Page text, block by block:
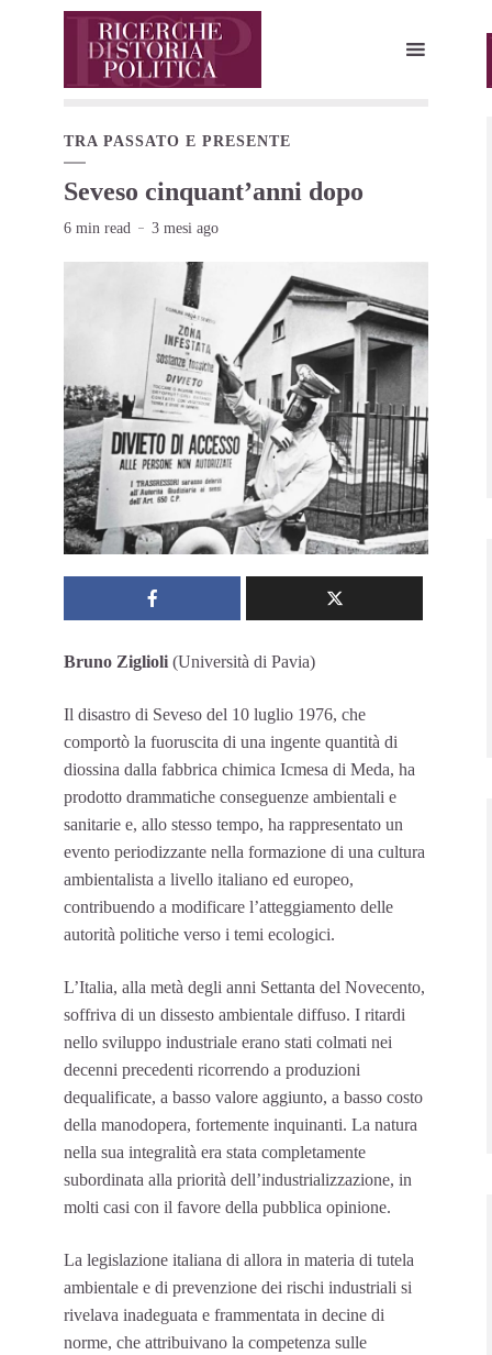
TRA PASSATO E PRESENTE
Seveso cinquant’anni dopo
6 min read 3 mesi ago
Bruno Ziglioli (Università di Pavia)
Il disastro di Seveso del 10 luglio 1976, che
comportò la fuoruscita di una ingente quantità di
diossina dalla fabbrica chimica Icmesa di Meda, ha
prodotto drammatiche conseguenze ambientali e
sanitarie e, allo stesso tempo, ha rappresentato un
evento periodizzante nella formazione di una cultura
ambientalista a livello italiano ed europeo,
contribuendo a modificare l’atteggiamento delle
autorità politiche verso i temi ecologici.
L’Italia, alla metà degli anni Settanta del Novecento,
soffriva di un dissesto ambientale diffuso. I ritardi
nello sviluppo industriale erano stati colmati nei
decenni precedenti ricorrendo a produzioni
dequalificate, a basso valore aggiunto, a basso costo
della manodopera, fortemente inquinanti. La natura
nella sua integralità era stata completamente
subordinata alla priorità dell’industrializzazione, in
molti casi con il favore della pubblica opinione.
La legislazione italiana di allora in materia di tutela
ambientale e di prevenzione dei rischi industriali si
rivelava inadeguata e frammentata in decine di
norme, che attribuivano la competenza sulle